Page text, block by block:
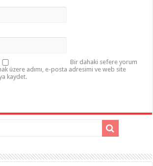
Bir dahaki sefere yorum
üzere adımı, e-posta adresimi ve web site
kaydet.